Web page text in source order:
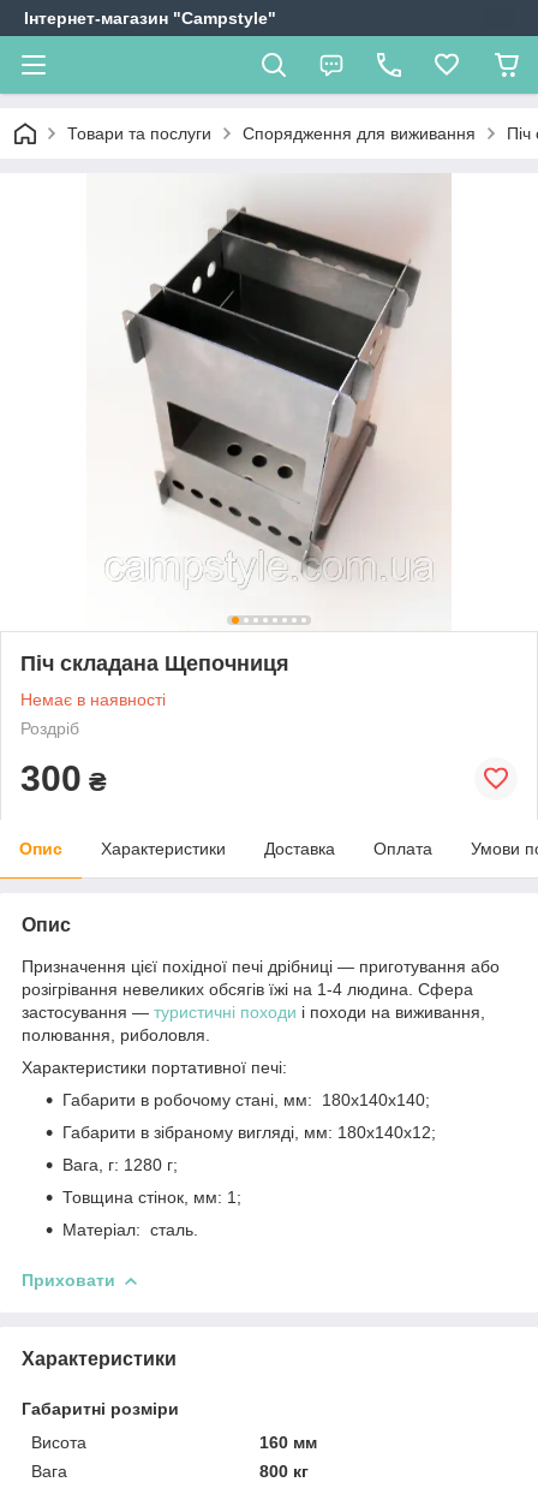
Інтернет-магазин "Campstyle"
Товари та послуги Спорядження для виживання
Піч складана Щепочниця
Немає в наявності
Роздріб
300 ₴
Опис Характеристики Доставка Оплата Умови
Опис
Призначення цієї похідної печі дрібниці — приготування або
розігрівання невеликих обсягів їжі на 1-4 людина. Сфера
застосування — туристичні походи і походи на виживання,
полювання, риболовля.
Характеристики портативної печі:
Габарити в робочому стані, мм: 180х140х140;
Габарити в зібраному вигляді, мм: 180х140х12;
Вага, г: 1280 г;
Товщина стінок, мм: 1;
Матеріал: сталь.
Приховати
Характеристики
Габаритні розміри
Висота
160 мм
Вага
800 кг